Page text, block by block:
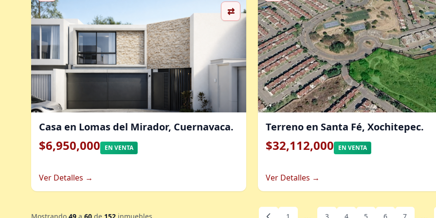
⇄
Casa en Lomas del Mirador, Cuernavaca.
$6,950,000 EN VENTA
Ver Detalles →
Terreno en Santa Fé, Xochitepec.
$32,112,000 EN VENTA
Ver Detalles →